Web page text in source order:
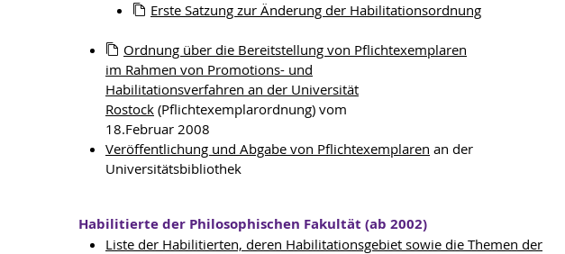
Erste Satzung zur Änderung der Habilitationsordnung
Ordnung über die Bereitstellung von Pflichtexemplaren
im Rahmen von Promotions- und
Habilitationsverfahren an der Universität
Rostock (Pflichtexemplarordnung) vom
18.Februar 2008
Veröffentlichung und Abgabe von Pflichtexemplaren an der
Universitätsbibliothek
Habilitierte der Philosophischen Fakultät (ab 2002)
Liste der Habilitierten, deren Habilitationsgebiet sowie die Themen der